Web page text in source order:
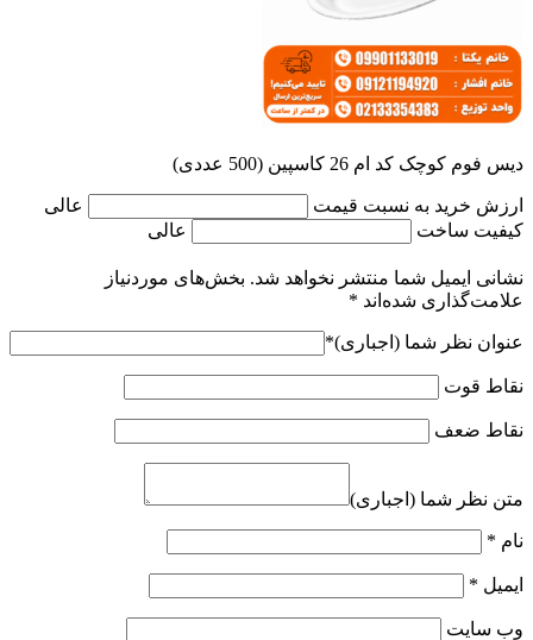
دیس فوم کوچک کد ام 26 کاسپین (500 عددی)
ارزش خرید به نسبت قیمت
عالی
کیفیت ساخت
عالی
نشانی ایمیل شما منتشر نخواهد شد. بخش‌های موردنیاز
علامت‌گذاری شده‌اند *
عنوان نظر شما (اجباری)*
نقاط قوت
نقاط ضعف
متن نظر شما (اجباری)
نام *
ایمیل *
وب‌ سایت